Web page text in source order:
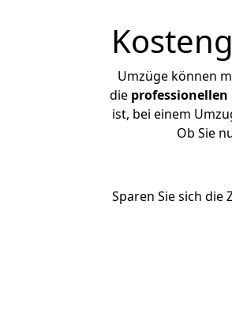
Umzüge können
die professionellen
ist, bei einem
Ob Sie
Sparen Sie sich